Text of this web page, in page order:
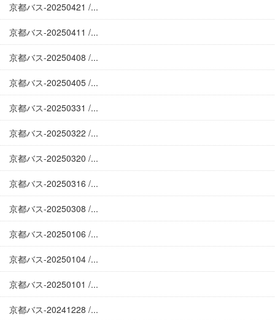
京都バス-20250421 /...
京都バス-20250411 /...
京都バス-20250408 /...
京都バス-20250405 /...
京都バス-20250331 /...
京都バス-20250322 /...
京都バス-20250320 /...
京都バス-20250316 /...
京都バス-20250308 /...
京都バス-20250106 /...
京都バス-20250104 /...
京都バス-20250101 /...
京都バス-20241228 /...